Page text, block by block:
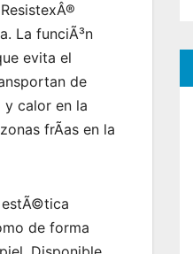
La funciÃ³n
evita el
de
y calor en la
frÃ­as en la
estÃ©tica
de forma